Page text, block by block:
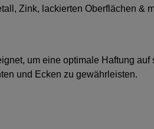
Zink, lackierten Oberflächen &
um eine optimale Haftung auf
und Ecken zu gewährleisten.